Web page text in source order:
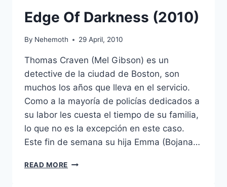
Edge Of Darkness (2010)
By Nehemoth 29 April, 2010
Thomas Craven (Mel Gibson) es un
detective de la ciudad de Boston, son
muchos los años que lleva en el servicio.
Como a la mayoría de policías dedicados a
su labor les cuesta el tiempo de su familia,
lo que no es la excepción en este caso.
Este fin de semana su hija Emma (Bojana…
READ MORE EDGE